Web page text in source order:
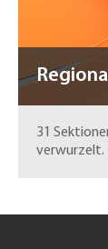
31
verwurzelt.